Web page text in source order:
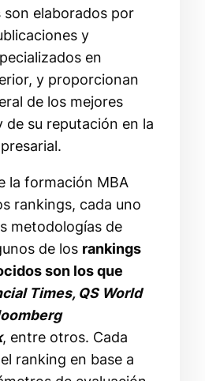
son elaborados por
y
en
y proporcionan
de los mejores
de su reputación en la
la formación MBA
rankings, cada uno
metodologías de
de los rankings
son los que
Times, QS World
, entre otros. Cada
ranking en base a